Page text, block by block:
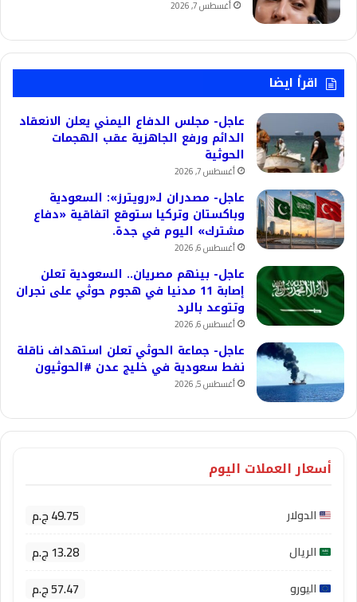
أغسطس 7, 2026
اقرأ ايضا
عاجل- مجلس الدفاع اليمني يعلن الانعقاد
الدائم ورفع الجاهزية عقب الهجمات
الحوثية
أغسطس 7, 2026
عاجل- مصدران لـ«رويترز»: السعودية
وباكستان وتركيا ستوقع اتفاقية «دفاع
مشترك» اليوم في جدة.
أغسطس 6, 2026
عاجل- بينهم مصريان.. السعودية تعلن
إصابة 11 مدنيا في هجوم حوثي على نجران
وتتوعد بالرد
أغسطس 6, 2026
عاجل- جماعة الحوثي تعلن استهداف ناقلة
نفط سعودية في خليج عدن #الحوثيون
أغسطس 5, 2026
أسعار العملات اليوم
الدولار 49.75 ج.م
الريال 13.28 ج.م
اليورو 57.47 ج.م